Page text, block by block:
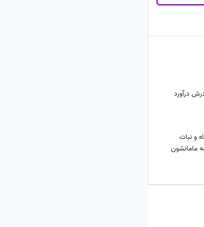
درآورد
و نبات
مامانشون